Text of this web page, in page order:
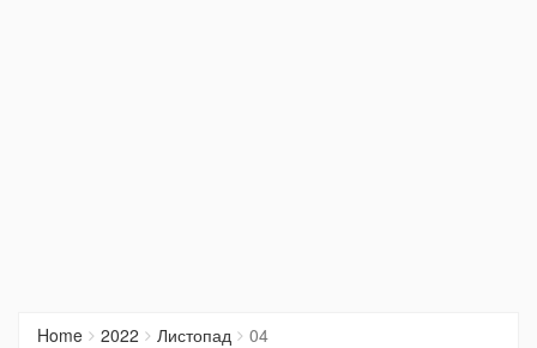
Home 2022 Листопад 04